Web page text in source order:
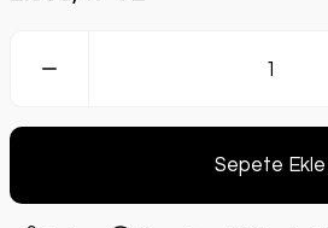
Sepete Ekle